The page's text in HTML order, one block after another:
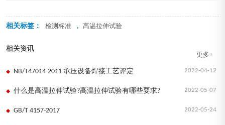
相关标签： 检测标准 , 高温拉伸试验
相关资讯
更多+
2022-04-12
NB/T47014-2011 承压设备焊接工艺评定
2022-05-07
什么是高温拉伸试验?高温拉伸试验有哪些要求?
2022-05-24
GB/T 4157-2017